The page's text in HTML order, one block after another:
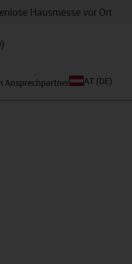
Hausmesse vor Ort
Ansprechpartner AT (DE)